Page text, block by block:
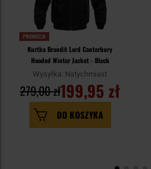
PROMOCJA
Kurtka Brandit Lord Canterbury
Hooded Winter Jacket - Black
Wysyłka: Natychmiast
199,95 zł
279,00 zł
DO KOSZYKA